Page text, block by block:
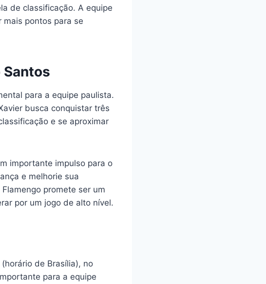
de classificação. A equipe
pontos para se
para a equipe paulista.
busca conquistar três
e se aproximar
importante impulso para o
e melhorie sua
promete ser um
por um jogo de alto nível.
de Brasília), no
para a equipe